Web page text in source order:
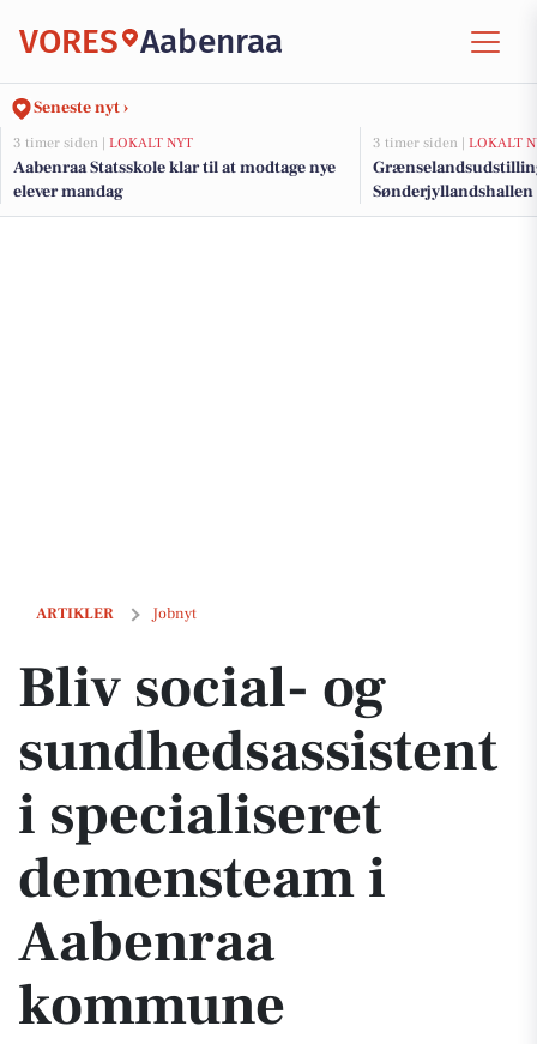
VORES Aabenraa
Seneste nyt ›
3 timer siden | LOKALT NYT
Aabenraa Statsskole klar til at modtage nye
elever mandag
3 timer siden | LOKALT
Sønderjyllandshallen
ARTIKLER Jobnyt
Bliv social- og sundhedsassistent i specialiseret demensteam i
Bliv social- og
sundhedsassistent
i specialiseret
demensteam i
Aabenraa
kommune